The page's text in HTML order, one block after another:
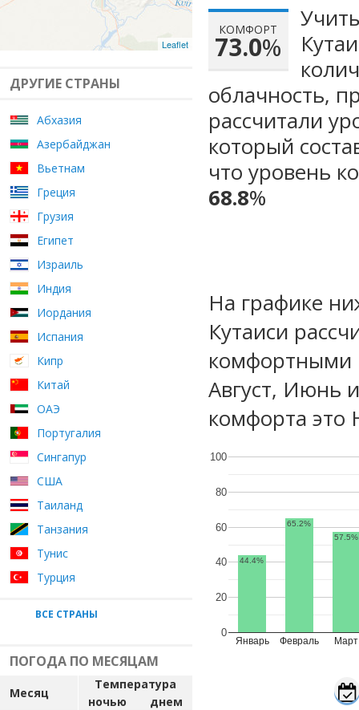
Leaflet
ДРУГИЕ СТРАНЫ
Абхазия
Азербайджан
Вьетнам
Греция
Грузия
Египет
Израиль
Индия
Иордания
Испания
Кипр
Китай
ОАЭ
Португалия
Сингапур
США
Таиланд
Танзания
Тунис
Турция
ВСЕ СТРАНЫ
ПОГОДА ПО МЕСЯЦАМ
Месяц
Температура
ночью
днем
КОМФОРТ
73.0%
облачность,
рассчитали
который
что уровень
68.8%
На графике
Кутаиси
комфортными
Август, Июнь
комфорта это
Январь Февраль Март
0
20
40
60
80
100
44.4%
65.2%
57.5%